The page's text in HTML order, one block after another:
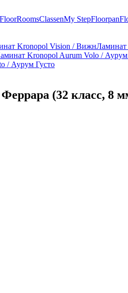
RoomsClassenMy StepFloorpan
Kronopol Vision / ВижнЛаминат
Kronopol Aurum Volo /
/ Аурум Густо
(32 класс, 8